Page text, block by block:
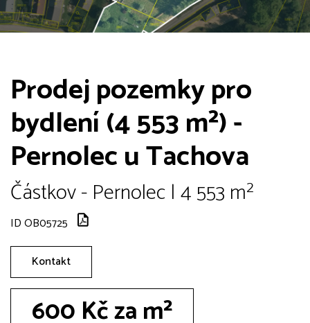
Prodej pozemky pro
bydlení (4 553 m²) -
Pernolec u Tachova
Částkov - Pernolec | 4 553 m²
ID OB05725
Kontakt
600 Kč za m²